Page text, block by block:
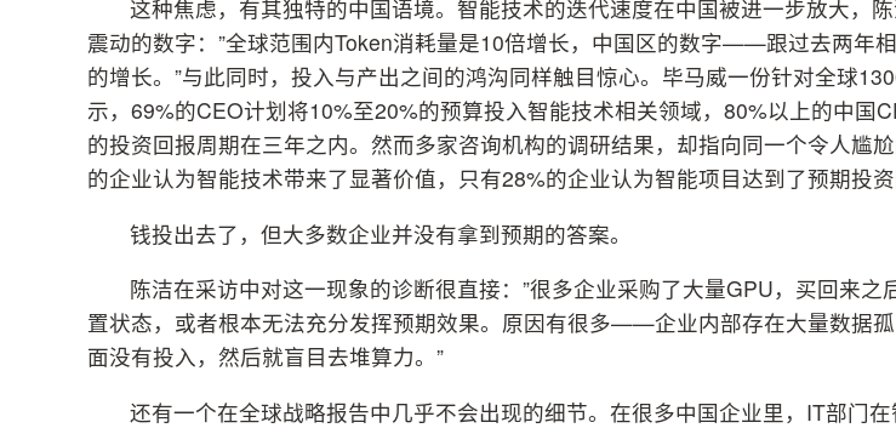
这种焦虑，有其独特的中国语境。智能技术的迭代速度在中国被进一步放大，
震动的数字：”全球范围内Token消耗量是10倍增长，中国区的数字——跟过去两
的增长。”与此同时，投入与产出之间的鸿沟同样触目惊心。毕马威一份针对全球
示，69%的CEO计划将10%至20%的预算投入智能技术相关领域，80%以上的中国
的投资回报周期在三年之内。然而多家咨询机构的调研结果，却指向同一个令人尴
的企业认为智能技术带来了显著价值，只有28%的企业认为智能项目达到了预期投资
钱投出去了，但大多数企业并没有拿到预期的答案。
陈洁在采访中对这一现象的诊断很直接：”很多企业采购了大量GPU，买回来之
置状态，或者根本无法充分发挥预期效果。原因有很多——企业内部存在大量数据
面没有投入，然后就盲目去堆算力。”
还有一个在全球战略报告中几乎不会出现的细节。在很多中国企业里，IT部门